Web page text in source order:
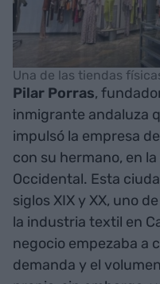
Una de las tiendas
Pilar Porras,
inmigrante andaluza
impulsó la empresa
con su hermano, en
Occidental. Esta
siglos XIX y XX, uno
la industria textil en
negocio empezaba a
demanda y el